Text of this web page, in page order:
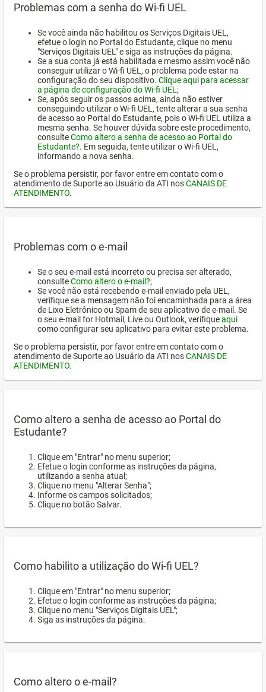
Problemas com a senha do Wi-fi UEL
Se você ainda não habilitou os Serviços Digitais UEL,
efetue o login no Portal do Estudante, clique no menu
"Serviços Digitais UEL" e siga as instruções da página.
Se a sua conta já está habilitada e mesmo assim você não
conseguir utilizar o Wi-fi UEL, o problema pode estar na
configuração do seu dispositivo. Clique aqui para acessar
a página de configuração do Wi-fi UEL ;
Se, após seguir os passos acima, ainda não estiver
conseguindo utilizar o Wi-fi UEL, tente alterar a sua senha
de acesso ao Portal do Estudante, pois o Wi-fi UEL utiliza a
mesma senha. Se houver dúvida sobre este procedimento,
consulteComo altero a senha de acesso ao Portal do
Estudante?. Em seguida, tente utilizar o Wi-fi UEL,
informando a nova senha.
Se o problema persistir, por favor entre em contato com o
atendimento de Suporte ao Usuário da ATI nosCANAIS DE
ATENDIMENTO.
Problemas com o e-mail
Se o seu e-mail está incorreto ou precisa ser alterado,
consulteComo altero o e-mail?;
Se você não está recebendo e-mail enviado pela UEL,
verifique se a mensagem não foi encaminhada para a área
de Lixo Eletrônico ou Spam de seu aplicativo de e-mail. Se
o seu e-mail for Hotmail, Live ou Outlook, verifiqueaqui
como configurar seu aplicativo para evitar este problema.
Se o problema persistir, por favor entre em contato com o
atendimento de Suporte ao Usuário da ATI nosCANAIS DE
ATENDIMENTO.
Como altero a senha de acesso ao Portal do
Estudante?
Clique em "Entrar" no menu superior;
Efetue o login conforme as instruções da página,
utilizando a senha atual;
Clique no menu "Alterar Senha";
Informe os campos solicitados;
Clique no botão Salvar.
Como habilito a utilização do Wi-fi UEL?
Clique em "Entrar" no menu superior;
Efetue o login conforme as instruções da página;
Clique no menu "Serviços Digitais UEL";
Siga as instruções da página.
Como altero o e-mail?